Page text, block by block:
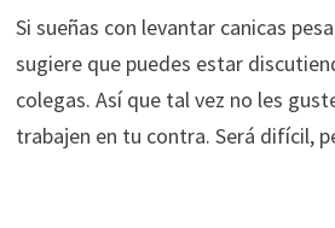
Si sueñas con levantar canicas
sugiere que puedes estar
colegas. Así que tal vez no les
trabajen en tu contra. Será difícil,